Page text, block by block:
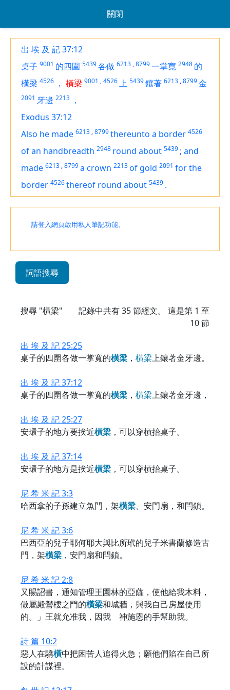
關閉
出 埃 及 記 37:12
桌子 9001 的四圍 5439各做 6213 ,8799一掌寬 2948 的
橫梁 4526 ， 橫梁 9001 ,4526上 5439鑲著 6213 ,8799金
2091 牙邊 2213 ，
Exodus 37:12
Also he made 6213 ,8799thereunto a border 4526
of an handbreadth 2948 round about 5439 ; and
made 6213 ,8799a crown 2213of gold 2091 for the
border 4526thereof round about 5439 .
請登入網頁啟用私人筆記功能。
詞語搜尋
搜尋 "橫梁" 記錄中共有35節經文。 這是第 1 至
10 節
出 埃 及 記 25:25
桌子的四圍各做一掌寬的橫梁 ， 橫梁上鑲著金牙邊。
出 埃 及 記 37:12
桌子的四圍各做一掌寬的橫梁 ， 橫梁上鑲著金牙邊，
出 埃 及 記 25:27
安環子的地方要挨近橫梁 ，可以穿槓抬桌子。
出 埃 及 記 37:14
安環子的地方是挨近橫梁 ，可以穿槓抬桌子。
尼 希 米 記 3:3
哈西拿的子孫建立魚門，架橫梁、安門扇，和閂鎖。
尼 希 米 記 3:6
巴西亞的兒子耶何耶大與比所玳的兒子米書蘭修造古
門，架橫梁 ，安門扇和閂鎖。
尼 希 米 記 2:8
又賜詔書，通知管理王園林的亞薩，使他給我木料，
做屬殿營樓之門的橫梁和城牆，與我自己房屋使用
的。」王就允准我，因我 神施恩的手幫助我。
詩 篇 10:2
惡人在驕橫中把困苦人追得火急；願他們陷在自己所
設的計謀裡。